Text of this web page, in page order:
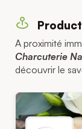
A proximité
Charcuterie
découvrir le